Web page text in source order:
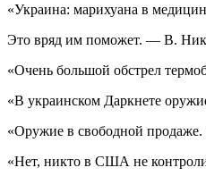
«Украина: марихуана в
Это вряд им поможет. — В.
«Очень большой обстрел
«В украинском Даркнете
«Оружие в свободной продаже.
«Нет, никто в США не